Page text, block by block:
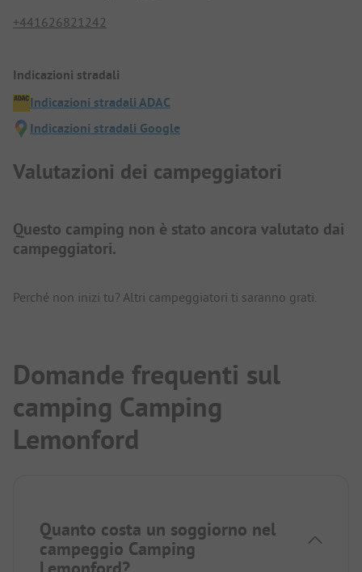
+441626821242
Indicazioni stradali
Indicazioni stradali ADAC
Indicazioni stradali Google
Valutazioni dei campeggiatori
Questo camping non è stato ancora valutato dai
campeggiatori.
Perché non inizi tu? Altri campeggiatori ti saranno grati.
Domande frequenti sul
camping Camping
Lemonford
Quanto costa un soggiorno nel
campeggio Camping